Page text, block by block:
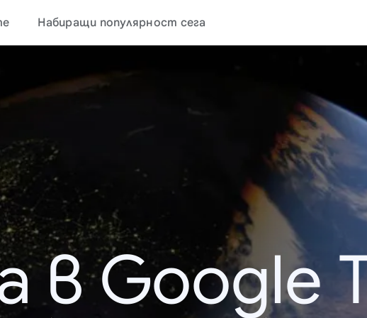
Набиращи популярност сега
в Google